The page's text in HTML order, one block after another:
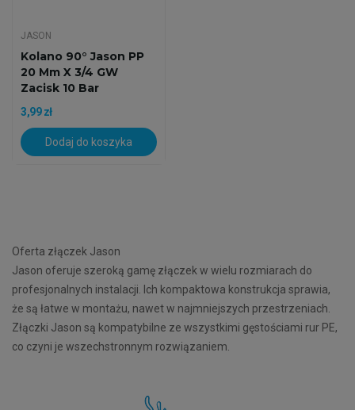
JASON
Kolano 90° Jason PP
20 Mm X 3/4 GW
Zacisk 10 Bar
3,99 zł
Dodaj do koszyka
Oferta złączek Jason
Jason oferuje szeroką gamę złączek w wielu rozmiarach do
profesjonalnych instalacji. Ich kompaktowa konstrukcja sprawia,
że są łatwe w montażu, nawet w najmniejszych przestrzeniach.
Złączki Jason są kompatybilne ze wszystkimi gęstościami rur PE,
co czyni je wszechstronnym rozwiązaniem.